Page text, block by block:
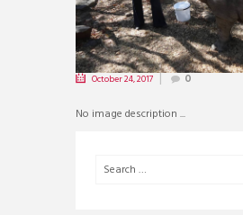
October 24, 2017 0
No image description ...